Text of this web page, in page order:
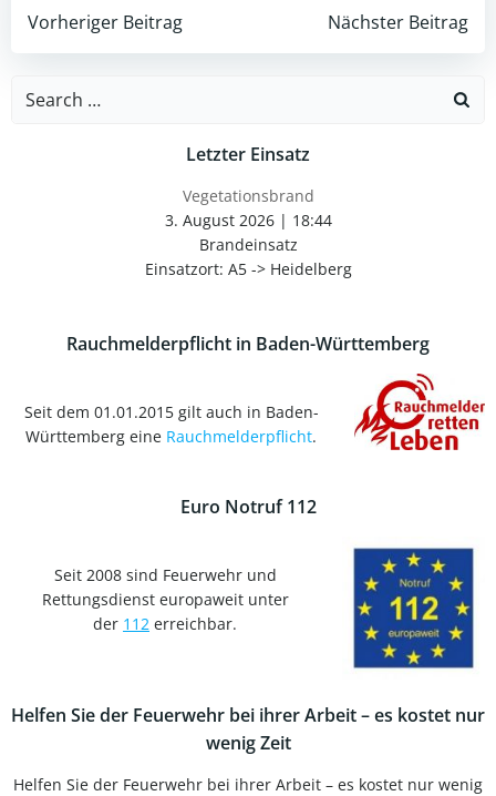
Post
navigation
Vorheriger Beitrag
Post
navigation
Nächster Beitrag
Search
Letzter Einsatz
Vegetationsbrand
3. August 2026| 18:44
Brandeinsatz
Einsatzort: A5 -> Heidelberg
Rauchmelderpflicht in Baden-Württemberg
Seit dem 01.01.2015 gilt auch in Baden-
Württemberg eine Rauchmelderpflicht.
Euro Notruf 112
Seit 2008 sind Feuerwehr und
Rettungsdienst europaweit unter
der 112 erreichbar.
Helfen Sie der Feuerwehr bei ihrer Arbeit – es kostet nur
wenig Zeit
Helfen Sie der Feuerwehr bei ihrer Arbeit – es kostet nur wenig